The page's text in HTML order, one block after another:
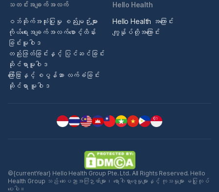
သတင်းအချက်အလက်
ဝဘ်ဆိုက်အသုံးပြုမှု စည်းမျဉ်းများ
ကိုယ်ရေးအချက်အလက်စောင့်ထိန်း
ခြင်းမူဝါဒ
တည်းဖြတ်ခြင်းနှင့် ပြင်ဆင်ခြင်း
ဆိုင်ရာမူဝါဒ
ကြော်ငြာနှင့် စပွန်ဆာ လက်ခံခြင်း
ဆိုင်ရာ မူဝါဒ
Hello Health
Hello Health အကြောင်း
ကျွန်ုပ်တို့အကြောင်း
©{currentYear} Hello Health Group Pte. Ltd. All Rights Reserved. Hello
Health Group သည် ဆေးပညာအကြံဉာဏ်များ၊ ရောဂါရှာဖွေမှုများနှင့် ကုသမှုများ မပြုလုပ်
ပေးပါ။